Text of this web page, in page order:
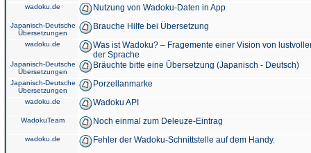
wadoku.de Nutzung von Wadoku-Daten in App
Japanisch-Deutsche
Übersetzungen
Brauche Hilfe bei Übersetzung
wadoku.de
Was ist Wadoku? – Fragemente einer Vision von
der Sprache
Japanisch-Deutsche
Übersetzungen
Bräuchte bitte eine Übersetzung (Japanisch - Deutsch)
Japanisch-Deutsche
Übersetzungen
Porzellanmarke
wadoku.de Wadoku API
WadokuTeam Noch einmal zum Deleuze-Eintrag
wadoku.de Fehler der Wadoku-Schnittstelle auf dem Handy.